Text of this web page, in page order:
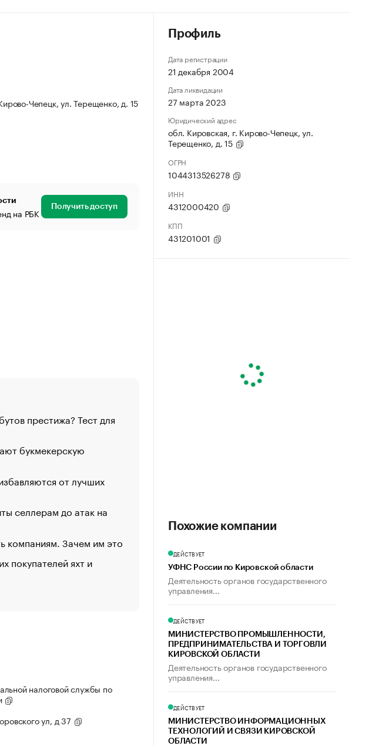
Чепецк, ул. Терещенко, д. 15
на РБК Получить доступ
престижа? Тест для
букмекерскую
от лучших
селлерам до атак на
компаниям. Зачем им это
покупателей яхт и
Что обвинения против Павла Дурова значат для
пользователей
налоговой службы по
ул, д 37
Профиль
Дата регистрации
21 декабря 2004
Дата ликвидации
27 марта 2023
Юридический адрес
обл. Кировская, г. Кирово-Чепецк, ул.
Терещенко, д. 15
ОГРН
1044313526278
ИНН
4312000420
КПП
431201001
Похожие компании
ДЕЙСТВУЕТ
УФНС России по Кировской области
Деятельность органов государственного
управления...
ДЕЙСТВУЕТ
МИНИСТЕРСТВО ПРОМЫШЛЕННОСТИ,
ПРЕДПРИНИМАТЕЛЬСТВА И ТОРГОВЛИ
КИРОВСКОЙ ОБЛАСТИ
Деятельность органов государственного
управления...
ДЕЙСТВУЕТ
МИНИСТЕРСТВО ИНФОРМАЦИОННЫХ
ТЕХНОЛОГИЙ И СВЯЗИ КИРОВСКОЙ
ОБЛАСТИ